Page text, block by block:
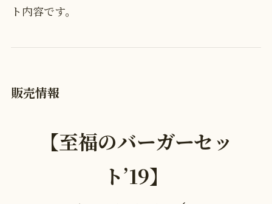
ト内容です。
販売情報
【至福のバーガーセッ
ト’19】